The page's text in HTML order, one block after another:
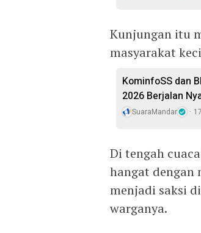
Kunjungan itu
masyarakat
KominfoSS dan
2026 Berjalan
SuaraMandar
Di tengah
hangat dengan
menjadi saksi
warganya.